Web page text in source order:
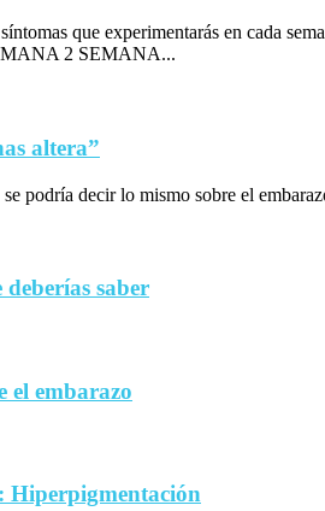
que experimentarás en cada
2 SEMANA...
altera”
podría decir lo mismo sobre el
saber
el embarazo
Hiperpigmentación